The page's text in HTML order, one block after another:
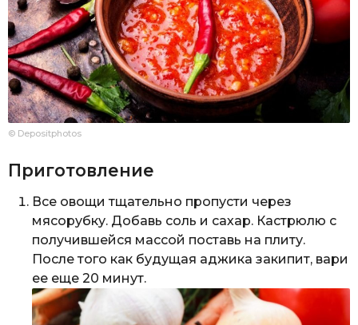
© Depositphotos
Приготовление
Все овощи тщательно пропусти через
мясорубку. Добавь соль и сахар. Кастрюлю с
получившейся массой поставь на плиту.
После того как будущая аджика закипит, вари
ее еще 20 минут.